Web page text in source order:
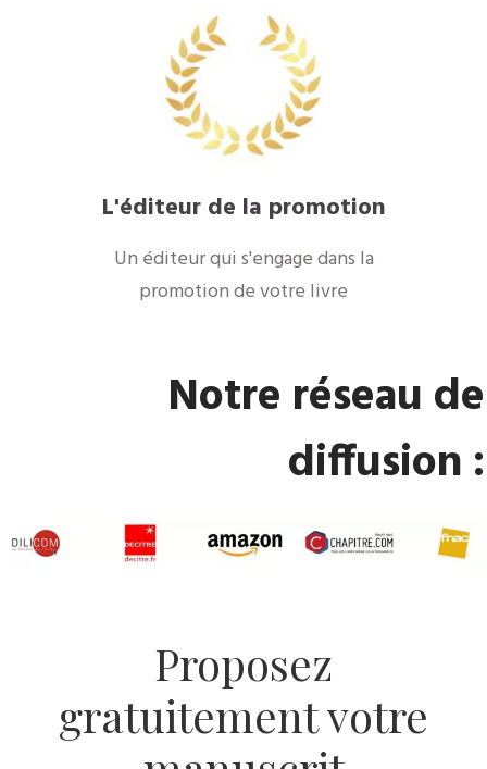
L'éditeur de la promotion
Un éditeur qui s'engage dans la
promotion de votre livre
Notre réseau de
diffusion :
Proposez
gratuitement votre